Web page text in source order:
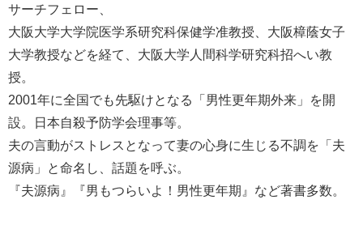
サーチフェロー、
大阪大学大学院医学系研究科保健学准教授、大阪樟蔭女子
大学教授などを経て、大阪大学人間科学研究科招へい教
授。
2001年に全国でも先駆けとなる「男性更年期外来」を開
設。日本自殺予防学会理事等。
夫の言動がストレスとなって妻の心身に生じる不調を「夫
源病」と命名し、話題を呼ぶ。
『夫源病』『男もつらいよ！男性更年期』など著書多数。